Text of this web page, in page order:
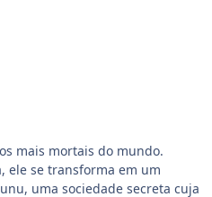
mais mortais do mundo.
ele se transforma em um
uma sociedade secreta cuja